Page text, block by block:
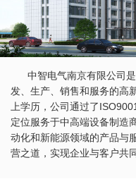
中智电气南京有限公司是
发、生产、销售和服务的高
上学历，公司通过了
定位服务于中高端设备制造
动化和新能源领域的产品与
营之道，实现企业与客户共